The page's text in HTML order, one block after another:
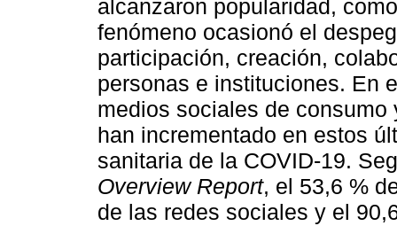
alcanzaron popularidad,
fenómeno ocasionó el
participación, creación,
personas e instituciones. En
medios sociales de
han incrementado en estos
sanitaria de la COVID-19.
Overview Report, el 53,6 %
de las redes sociales y el